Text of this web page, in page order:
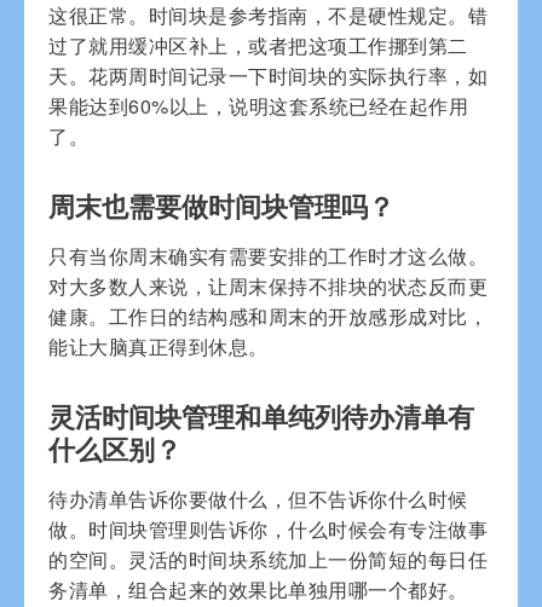
这很正常。时间块是参考指南，不是硬性规定。错
过了就用缓冲区补上，或者把这项工作挪到第二
天。花两周时间记录一下时间块的实际执行率，如
果能达到60%以上，说明这套系统已经在起作用
了。
周末也需要做时间块管理吗？
只有当你周末确实有需要安排的工作时才这么做。
对大多数人来说，让周末保持不排块的状态反而更
健康。工作日的结构感和周末的开放感形成对比，
能让大脑真正得到休息。
灵活时间块管理和单纯列待办清单有
什么区别？
待办清单告诉你要做什么，但不告诉你什么时候
做。时间块管理则告诉你，什么时候会有专注做事
的空间。灵活的时间块系统加上一份简短的每日任
务清单，组合起来的效果比单独用哪一个都好。